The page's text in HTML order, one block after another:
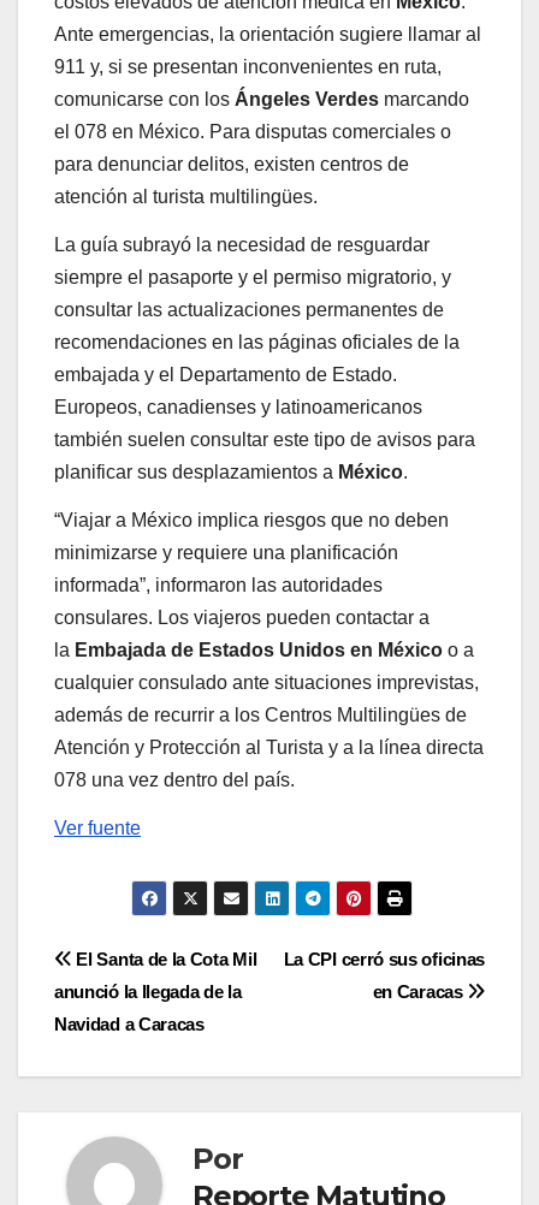
Ante emergencias, la orientación sugiere llamar al
911 y, si se presentan inconvenientes en ruta,
comunicarse con los Ángeles Verdes marcando
el 078 en México. Para disputas comerciales o
para denunciar delitos, existen centros de
atención al turista multilingües.
La guía subrayó la necesidad de resguardar
siempre el pasaporte y el permiso migratorio, y
consultar las actualizaciones permanentes de
recomendaciones en las páginas oficiales de la
embajada y el Departamento de Estado.
Europeos, canadienses y latinoamericanos
también suelen consultar este tipo de avisos para
planificar sus desplazamientos a México.
“Viajar a México implica riesgos que no deben
minimizarse y requiere una planificación
informada”, informaron las autoridades
consulares. Los viajeros pueden contactar a
la Embajada de Estados Unidos en México o a
cualquier consulado ante situaciones imprevistas,
además de recurrir a los Centros Multilingües de
Atención y Protección al Turista y a la línea directa
078 una vez dentro del país.
Ver fuente
Navegación
de
entradas
La CPI cerró sus oficinas
en Caracas
El Santa de la Cota Mil
anunció la llegada de la
Navidad a Caracas
Por
Reporte Matutino